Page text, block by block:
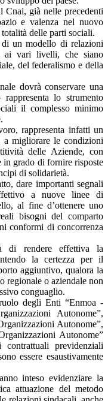
Cnai, già nelle precedenti
e valenza nel nuovo
delle parti sociali.
un modello di relazioni
ai vari livelli, che siano
del federalismo e della
dovrà conservare una
lo strumento
il complesso minimo
rappresenta infatti un
a migliorare le condizioni
delle Aziende, con
in grado di fornire risposte
di solidarietà.
dare importanti segnali
a nuove linee di
al fine d’ottenere uno
bisogni del comparto
conformi di concorrenza
di rendere effettiva la
la certezza per il
aggiuntivo, qualora la
regionale o aziendale non
conguaglio.
degli Enti “Enmoa -
Autonome”,
Autonome”,
Autonome”
previdenziali
essere esaustivamente
inteso evidenziare la
attuazione del metodo